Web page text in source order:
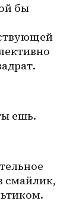
бы
ешь.
смайлик,